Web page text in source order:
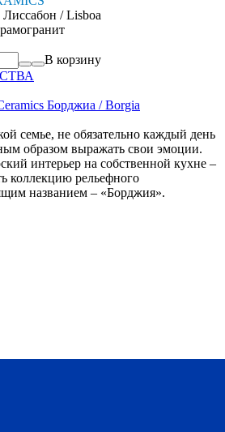
/ Lisboa
В корзину
Борджиа / Borgia
семье, не обязательно каждый день
образом выражать свои эмоции.
интерьер на собственной кухне –
коллекцию рельефного
названием – «Борджия».